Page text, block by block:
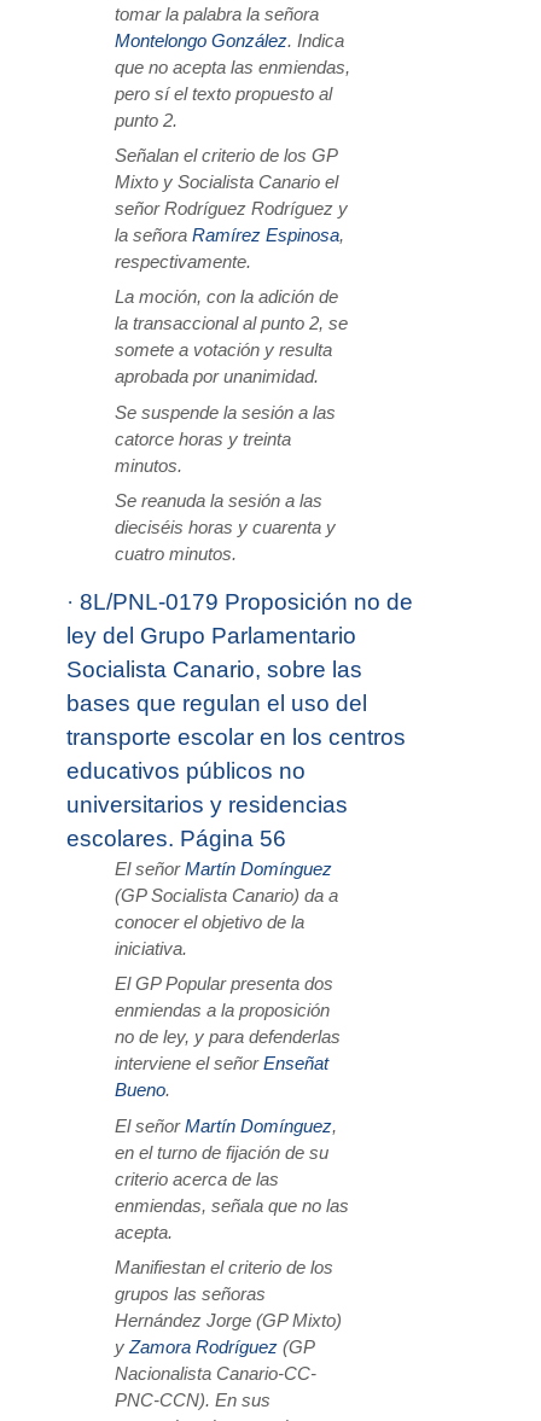
tomar la palabra la señora
Montelongo González. Indica
que no acepta las enmiendas,
pero sí el texto propuesto al
punto 2.
Señalan el criterio de los GP
Mixto y Socialista Canario el
señor Rodríguez Rodríguez y
la señora Ramírez Espinosa,
respectivamente.
La moción, con la adición de
la transaccional al punto 2, se
somete a votación y resulta
aprobada por unanimidad.
Se suspende la sesión a las
catorce horas y treinta
minutos.
Se reanuda la sesión a las
dieciséis horas y cuarenta y
cuatro minutos.
· 8L/PNL-0179 Proposición no de
ley del Grupo Parlamentario
Socialista Canario, sobre las
bases que regulan el uso del
transporte escolar en los centros
educativos públicos no
universitarios y residencias
escolares. Página 56
El señorMartín Domínguez
(GP Socialista Canario) da a
conocer el objetivo de la
iniciativa.
El GP Popular presenta dos
enmiendas a la proposición
no de ley, y para defenderlas
interviene el señorEnseñat
Bueno.
El señorMartín Domínguez,
en el turno de fijación de su
criterio acerca de las
enmiendas, señala que no las
acepta.
Manifiestan el criterio de los
grupos las señoras
Hernández Jorge (GP Mixto)
y Zamora Rodríguez (GP
Nacionalista Canario-CC-
PNC-CCN). En sus